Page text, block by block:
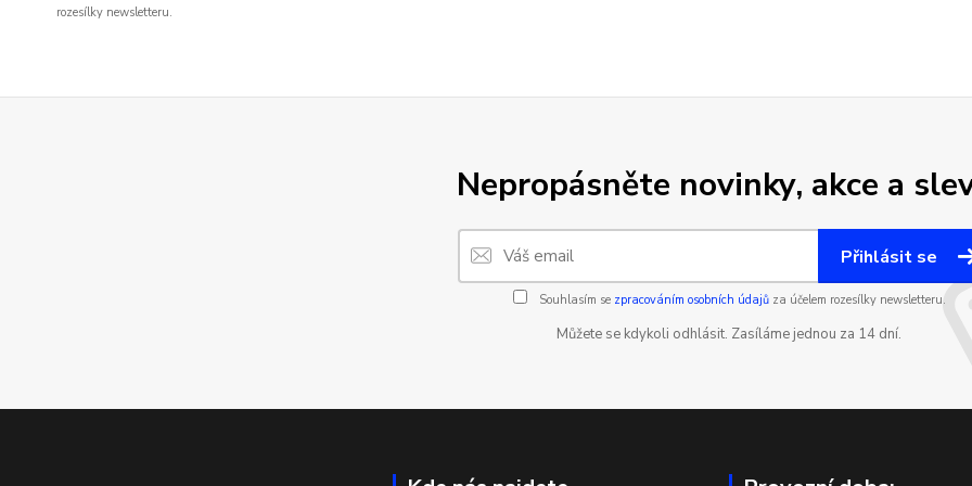
rozesílky newsletteru.
Nepropásněte novinky, akce a
Přihlásit se
Souhlasím se zpracováním osobních údajůza účelem rozesílky newsletteru.
Můžete se kdykoli odhlásit. Zasíláme jednou za 14 dní.